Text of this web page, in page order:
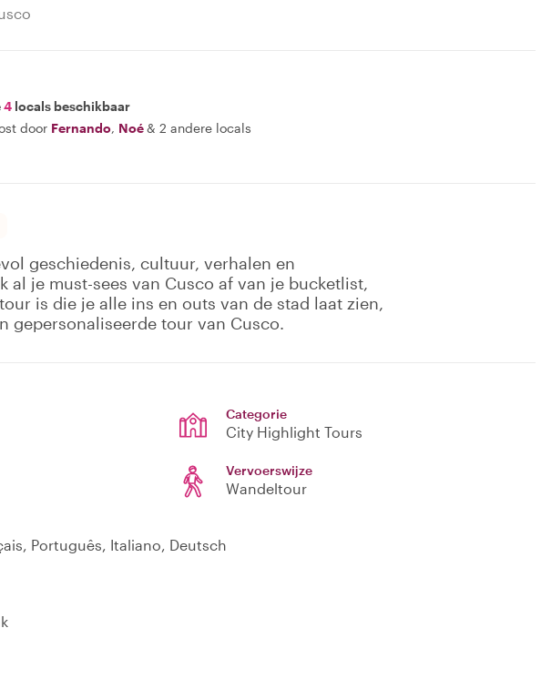
4 locals beschikbaar
door Fernando, Noé& 2 andere locals
geschiedenis, cultuur, verhalen en
al je must-sees van Cusco af van je bucketlist,
is die je alle ins en outs van de stad laat zien,
gepersonaliseerde tour van Cusco.
Categorie
City Highlight Tours
Vervoerswijze
Wandeltour
Português, Italiano, Deutsch